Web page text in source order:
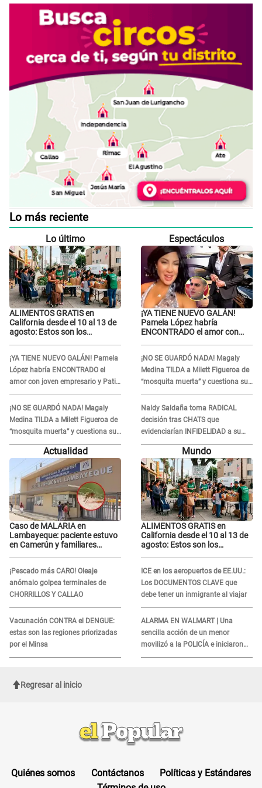
Lo más reciente
Lo último
ALIMENTOS GRATIS en
California desde el 10 al 13 de
agosto: Estos son los
¡YA TIENE NUEVO GALÁN! Pamela
López habría ENCONTRADO el
amor con joven empresario y Pati
Lorena la ECHA en VIVO
¡NO SE GUARDÓ NADA! Magaly
Medina TILDA a Milett Figueroa de
“mosquita muerta” y cuestiona su
RECONCILIACIÓN con Marcelo
Tinelli en TV argentina
Espectáculos
¡YA TIENE NUEVO GALÁN!
Pamela López habría
ENCONTRADO el amor con
la ECHA en VIVO
¡NO SE GUARDÓ NADA! Magaly
Medina TILDA a Milett Figueroa de
“mosquita muerta” y cuestiona su
RECONCILIACIÓN con Marcelo
Tinelli en TV argentina
Naldy Saldaña toma RADICAL
decisión tras CHATS que
evidenciarían INFIDELIDAD a su
novio con animador de 'La Bella
Luz': "Un día..."
Actualidad
Caso de MALARIA en
Lambayeque: paciente estuvo
en Camerún y familiares
¡Pescado más CARO! Oleaje
anómalo golpea terminales de
CHORRILLOS Y CALLAO
Vacunación CONTRA el DENGUE:
estas son las regiones priorizadas
por el Minsa
Mundo
ALIMENTOS GRATIS en
California desde el 10 al 13 de
agosto: Estos son los
ICE en los aeropuertos de EE.UU.:
Los DOCUMENTOS CLAVE que
debe tener un inmigrante al viajar
ALARMA EN WALMART | Una
sencilla acción de un menor
movilizó a la POLICÍA e iniciaron
una investigación por lo hallado:
Regresar al inicio
Quiénes somos Contáctanos
Políticas y Estándares